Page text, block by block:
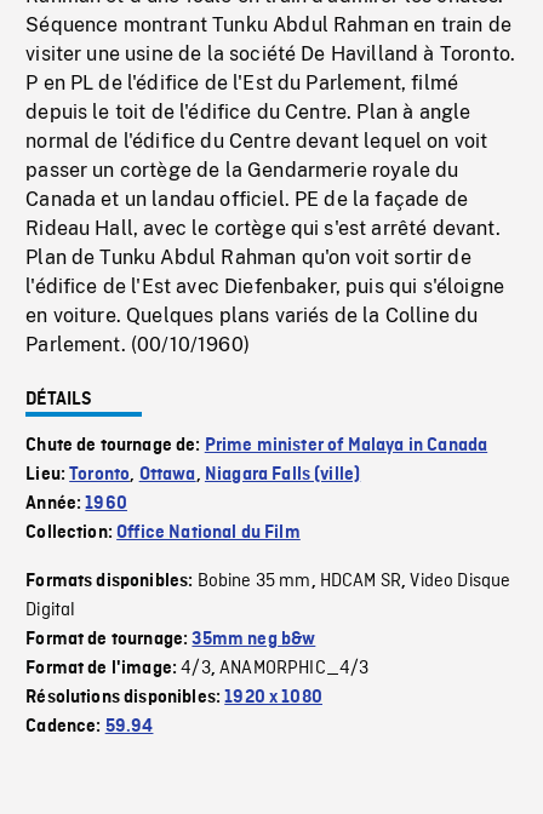
Séquence montrant Tunku Abdul Rahman en train de
visiter une usine de la société De Havilland à Toronto.
P en PL de l'édifice de l'Est du Parlement, filmé
depuis le toit de l'édifice du Centre. Plan à angle
normal de l'édifice du Centre devant lequel on voit
passer un cortège de la Gendarmerie royale du
Canada et un landau officiel. PE de la façade de
Rideau Hall, avec le cortège qui s'est arrêté devant.
Plan de Tunku Abdul Rahman qu'on voit sortir de
l'édifice de l'Est avec Diefenbaker, puis qui s'éloigne
en voiture. Quelques plans variés de la Colline du
Parlement. (00/10/1960)
DÉTAILS
Chute de tournage de: Prime minister of Malaya in Canada
Lieu:Toronto, Ottawa, Niagara Falls (ville)
Année:1960
Collection:Office National du Film
Formats disponibles: Bobine 35 mm, HDCAM SR,Video Disque
Digital
Format de tournage:35mm neg b&w
Format de l'image:4/3,ANAMORPHIC_4/3
Résolutions disponibles:1920 x 1080
Cadence: 59.94